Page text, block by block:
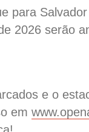
para
2026 serão
e o
em